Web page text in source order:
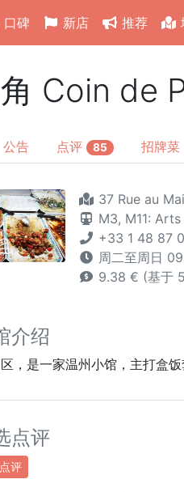
口碑 新店 推荐
Coin de
公告 点评 85 招牌菜
37 Rue au
M3, M11:
+33 1 48 87
周二至周日
9.38 € (基于
介绍
，是一家温州小馆，主打盒
点评
评